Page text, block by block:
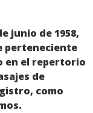
junio de 1958,
perteneciente
en el repertorio
de
como